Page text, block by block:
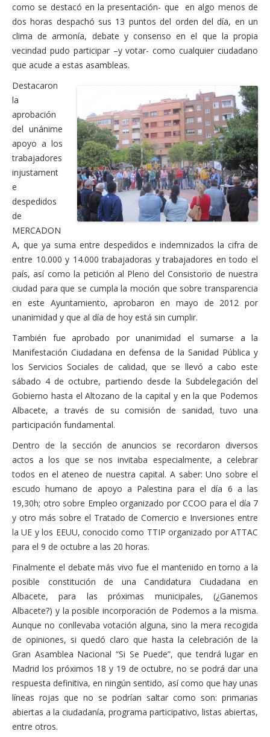
como se destacó en la presentación- que en algo menos de
dos horas despachó sus 13 puntos del orden del día, en un
clima de armonía, debate y consenso en el que la propia
vecindad pudo participar –y votar- como cualquier ciudadano
que acude a estas asambleas.
Destacaron
la
aprobación
del unánime
apoyo a los
trabajadores
injustament
e
despedidos
de
MERCADON
A, que ya suma entre despedidos e indemnizados la cifra de
entre 10.000 y 14.000 trabajadoras y trabajadores en todo el
país, así como la petición al Pleno del Consistorio de nuestra
ciudad para que se cumpla la moción que sobre transparencia
en este Ayuntamiento, aprobaron en mayo de 2012 por
unanimidad y que al día de hoy está sin cumplir.
También fue aprobado por unanimidad el sumarse a la
Manifestación Ciudadana en defensa de la Sanidad Pública y
los Servicios Sociales de calidad, que se llevó a cabo este
sábado 4 de octubre, partiendo desde la Subdelegación del
Gobierno hasta el Altozano de la capital y en la que Podemos
Albacete, a través de su comisión de sanidad, tuvo una
participación fundamental.
Dentro de la sección de anuncios se recordaron diversos
actos a los que se nos invitaba especialmente, a celebrar
todos en el ateneo de nuestra capital. A saber: Uno sobre el
escudo humano de apoyo a Palestina para el día 6 a las
19,30h; otro sobre Empleo organizado por CCOO para el día 7
y otro más sobre el Tratado de Comercio e Inversiones entre
la UE y los EEUU, conocido como TTIP organizado por ATTAC
para el 9 de octubre a las 20 horas.
Finalmente el debate más vivo fue el mantenido en torno a la
posible constitución de una Candidatura Ciudadana en
Albacete, para las próximas municipales, (¿Ganemos
Albacete?) y la posible incorporación de Podemos a la misma.
Aunque no conllevaba votación alguna, sino la mera recogida
de opiniones, si quedó claro que hasta la celebración de la
Gran Asamblea Nacional “Si Se Puede”, que tendrá lugar en
Madrid los próximos 18 y 19 de octubre, no se podrá dar una
respuesta definitiva, en ningún sentido, así como que hay unas
líneas rojas que no se podrían saltar como son: primarias
abiertas a la ciudadanía, programa participativo, listas abiertas,
entre otros.